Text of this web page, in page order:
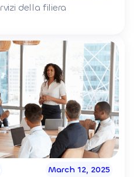
della filiera
March 12, 2025